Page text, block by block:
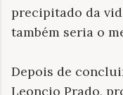
precipitado da
também seria o
Depois de
Leoncio Prado,